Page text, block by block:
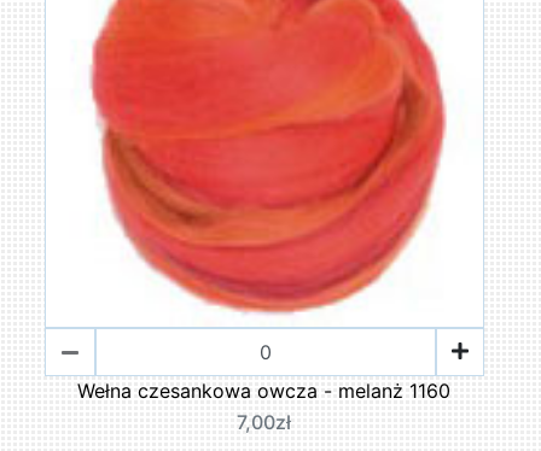
Wełna czesankowa owcza - melanż 1160
7,00zł